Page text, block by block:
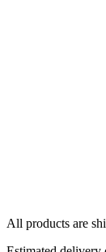
All products are